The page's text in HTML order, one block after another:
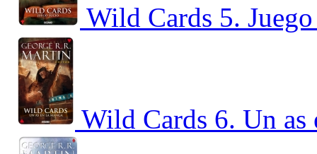
Wild Cards 5.
Wild Cards 6. Un as